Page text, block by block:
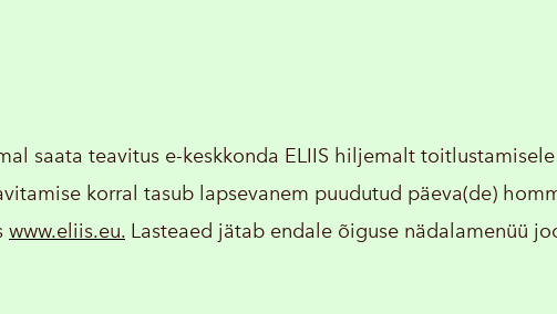
saata teavitus e-keskkonda ELIIS hiljemalt toitlustamisele
korral tasub lapsevanem puudutud päeva(de)
www.eliis.eu. Lasteaed jätab endale õiguse nädalamenüü